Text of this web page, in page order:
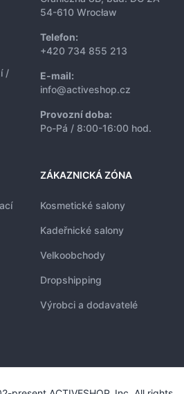
/
54-610 Wrocław
Telefon:
+420 734 855 213
E-mail:
info@activeshop.cz
Provozní doba:
Po-Pá / 8:00-16:00 hod.
ZÁKAZNICKÁ ZÓNA
Kosmetické salony
Kadeřnické salony
Velkoobchody
Dropshipping
Výrobci a dodavatelé